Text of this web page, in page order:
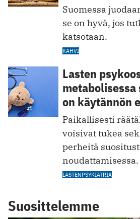
Suomessa
se on hyvä, jos
katsotaan.
KAHVI
Lasten
metabolisessa
on käytännön
Paikallisesti
voisivat tukea
perheitä
noudattamisessa.
LASTENPSYKIATRIA
Suosittelemme